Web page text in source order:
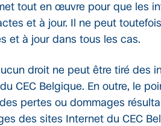
tout en œuvre pour que les
et à jour. Il ne peut
et à jour dans tous les cas.
droit ne peut être tiré des
CEC Belgique. En outre, le
pertes ou dommages
des sites Internet du CEC